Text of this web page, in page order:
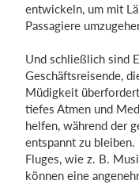
entwickeln, um mit
Passagiere
Und schließlich sind
Geschäftsreisende,
Müdigkeit
tiefes Atmen und
helfen, während der
entspannt zu
Fluges, wie z. B.
können eine